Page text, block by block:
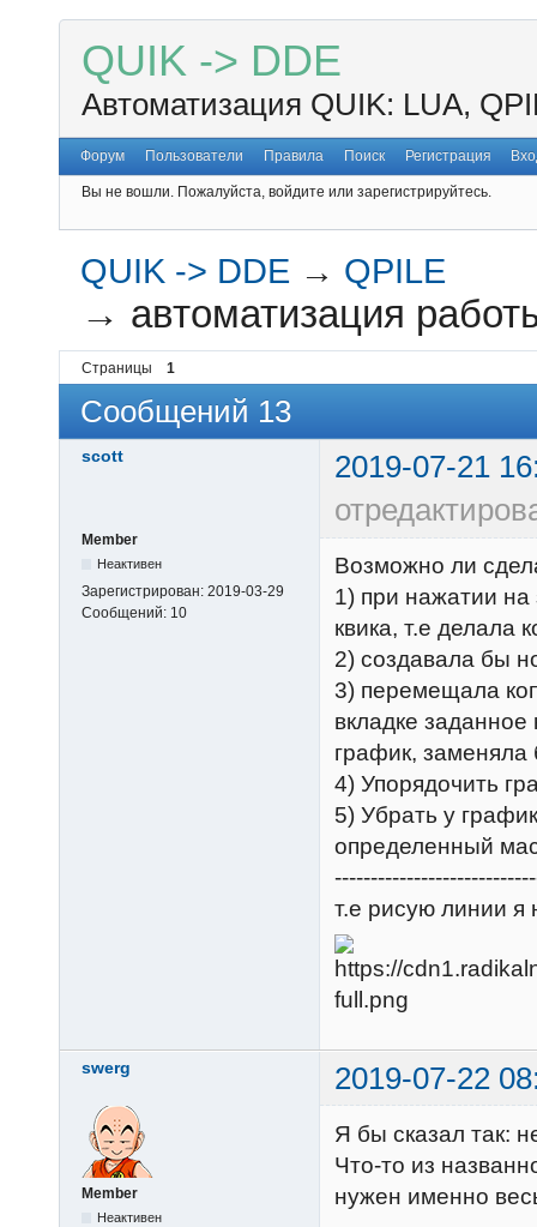
QUIK -> DDE
Автоматизация QUIK: LUA,
Форум Пользователи Правила Поиск Регистрация
Вы не вошли. Пожалуйста, войдите или зарегистрируйтесь.
QUIK -> DDE → QPILE
→ автоматизация
Страницы 1
Сообщений 13
scott
2019-07-21
Member
Неактивен
Зарегистрирован: 2019-03-29
Сообщений: 10
Возможно ли
1) при нажатии
квика, т.е делала
2) создавала бы
3) перемещала
вкладке
график, заменяла
4) Упорядочить
5) Убрать у
определенный
т.е рисую линии я
swerg 2019-07-22
Member
Неактивен
Я бы сказал так:
Что-то из
нужен именно